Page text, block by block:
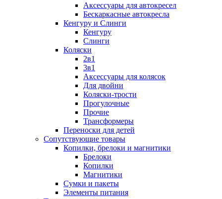
Аксессуары для автокресел
Бескаркасные автокресла
Кенгуру и Слинги
Кенгуру
Слинги
Коляски
2в1
3в1
Аксессуары для колясок
Для двойни
Коляски-трости
Прогулочные
Прочие
Трансформеры
Переноски для детей
Сопутствующие товары
Копилки, брелоки и магнитики
Брелоки
Копилки
Магнитики
Сумки и пакеты
Элементы питания